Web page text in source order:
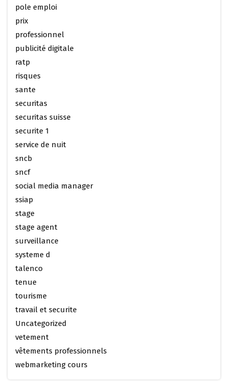
pole emploi
prix
professionnel
publicité digitale
ratp
risques
sante
securitas
securitas suisse
securite 1
service de nuit
sncb
sncf
social media manager
ssiap
stage
stage agent
surveillance
systeme d
talenco
tenue
tourisme
travail et securite
Uncategorized
vetement
vêtements professionnels
webmarketing cours